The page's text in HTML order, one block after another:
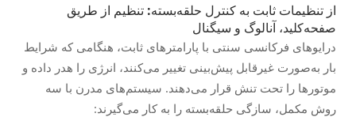
از تنظیمات ثابت به کنترل حلقه‌بسته: تنظیم از طریق
صفحه‌کلید، آنالوگ و سیگنال
درایوهای فرکانسی سنتی با پارامترهای ثابت، هنگامی که شرایط
بار به‌صورت غیرقابل پیش‌بینی تغییر می‌کنند، انرژی را هدر داده و
موتورها را تحت تنش قرار می‌دهند. سیستم‌های مدرن با سه
روش مکمل، سازگی حلقه‌بسته را به کار می‌گیرند: